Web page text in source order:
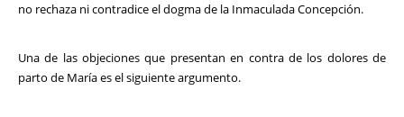
no rechaza ni contradice el dogma de la Inmaculada Concepción.
Una de las objeciones que presentan en contra de los dolores de
parto de María es el siguiente argumento.